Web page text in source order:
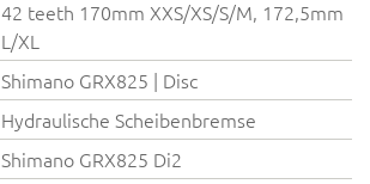
42 teeth 170mm XXS/XS/S/M, 172,5mm
L/XL
Shimano GRX825 | Disc
Hydraulische Scheibenbremse
Shimano GRX825 Di2